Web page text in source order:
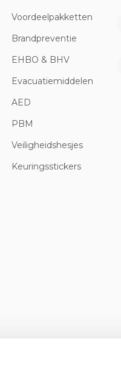
Voordeelpakketten
Brandpreventie
EHBO & BHV
Evacuatiemiddelen
AED
PBM
Veiligheidshesjes
Keuringsstickers